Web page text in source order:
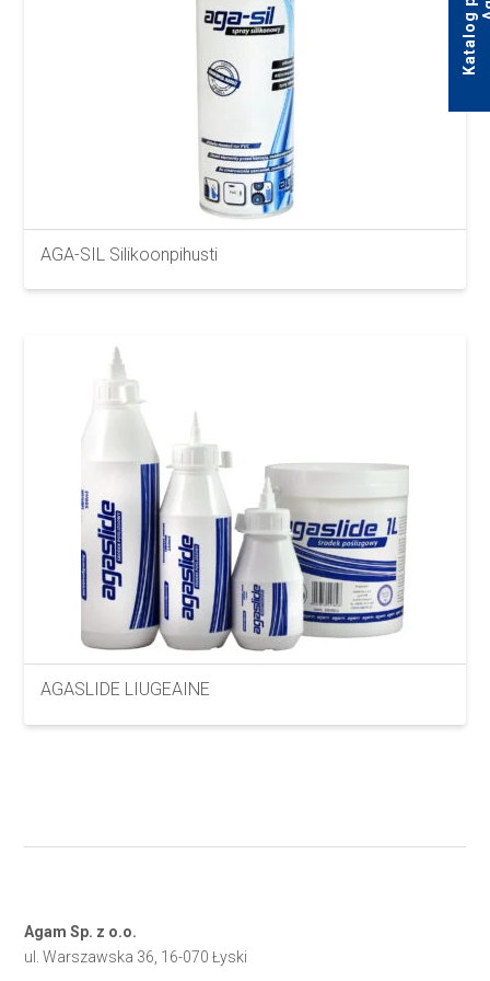
AGA-SIL Silikoonpihusti
AGASLIDE LIUGEAINE
Agam Sp. z o.o.
ul. Warszawska 36, 16-070 Łyski